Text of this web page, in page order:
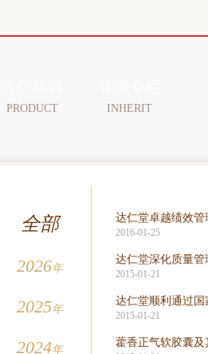
PRODUCT INHERIT
全部
2026年
2025年
2024年
2016-01-25
达仁堂深化质量
2015-01-21
达仁堂顺利通过
2015-01-21
藿香正气软胶囊